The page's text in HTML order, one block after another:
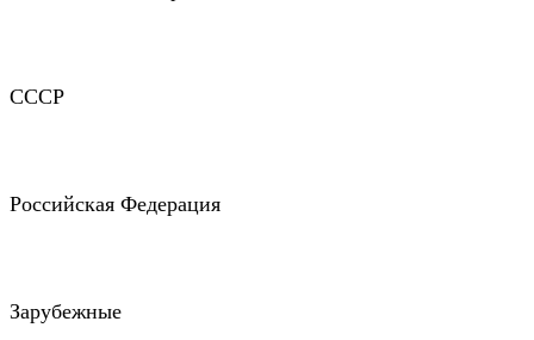
СССР
Российская Федерация
Зарубежные